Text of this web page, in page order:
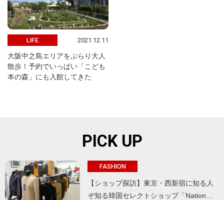
LIFE 2021.12.11
大阪中之島エリアをぶらり大人
散歩！予約でいっぱい「こども
本の森」にも入館してきた
PICK UP
FASHION
【ショップ探訪】東京・西新宿に知る人
ぞ知る韓国セレクトショップ「Nation…